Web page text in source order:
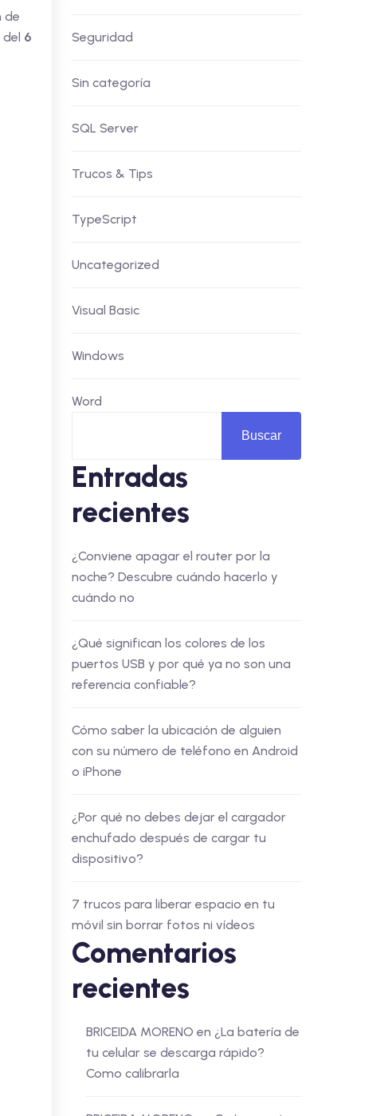
de
6
Seguridad
Sin categoría
SQL Server
Trucos & Tips
TypeScript
Uncategorized
Visual Basic
Windows
Word
Buscar
Entradas
recientes
¿Conviene apagar el router por la
noche? Descubre cuándo hacerlo y
cuándo no
¿Qué significan los colores de los
puertos USB y por qué ya no son una
referencia confiable?
Cómo saber la ubicación de alguien
con su número de teléfono en Android
o iPhone
¿Por qué no debes dejar el cargador
enchufado después de cargar tu
dispositivo?
7 trucos para liberar espacio en tu
móvil sin borrar fotos ni vídeos
Comentarios
recientes
BRICEIDA MORENO en ¿La batería de
tu celular se descarga rápido?
Como calibrarla